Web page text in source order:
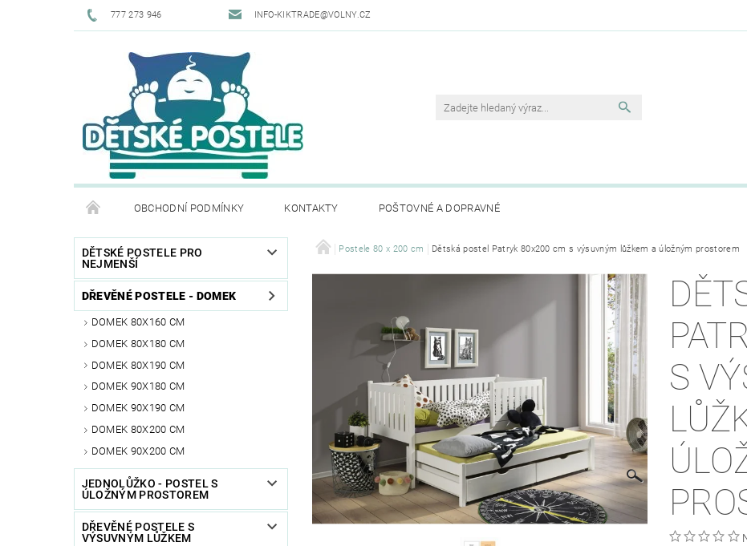
777 273 946 INFO-KIKTRADE@VOLNY.CZ
OBCHODNÍ PODMÍNKY KONTAKTY POŠTOVNÉ A DOPRAVNÉ
DĚTSKÉ POSTELE PRO
NEJMENŠÍ
DŘEVĚNÉ POSTELE - DOMEK
DOMEK 80X160 CM
DOMEK 80X180 CM
DOMEK 80X190 CM
DOMEK 90X180 CM
DOMEK 90X190 CM
DOMEK 80X200 CM
DOMEK 90X200 CM
JEDNOLŮŽKO - POSTEL S
ÚLOŽNÝM PROSTOREM
DŘEVĚNÉ POSTELE S
VÝSUVNÝM LŮŽKEM
Postele 80 x 200 cm Dětská postel Patryk 80x200 cm s výsuvným lůžkem a úložným prostorem
S